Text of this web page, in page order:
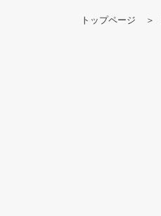
トップページ